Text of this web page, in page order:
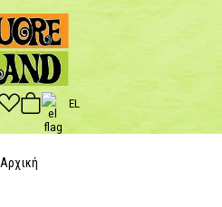
EL
Αρχική